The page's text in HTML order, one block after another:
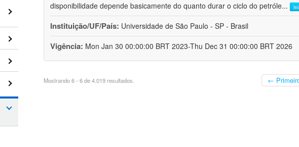
disponibilidade depende basicamente do quanto durar o ciclo do petróle...
Instituição/UF/País: Universidade de São Paulo - SP - Brasil
Vigência: Mon Jan 30 00:00:00 BRT 2023-Thu Dec 31 00:00:00 BRT 2026
Mostrando 6 - 6 de 4.019 resultados. ←